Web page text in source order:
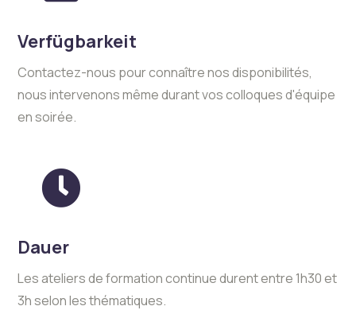
Verfügbarkeit
Contactez-nous pour connaître nos disponibilités,
nous intervenons même durant vos colloques d'équipe
en soirée.
Dauer
Les ateliers de formation continue durent entre 1h30 et
3h selon les thématiques.